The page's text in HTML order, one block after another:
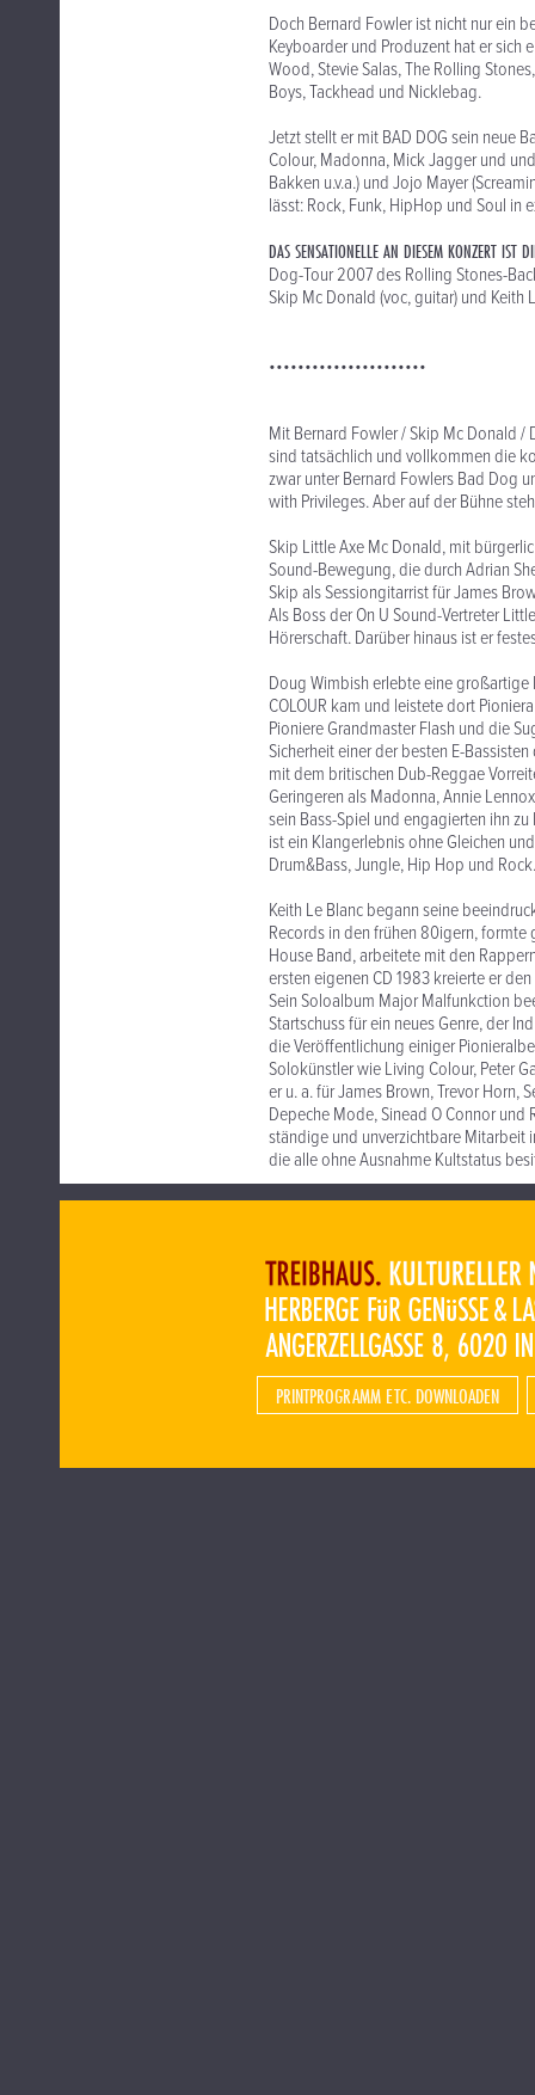
Doch Bernard Fowler ist nicht nur ein
Keyboarder und Produzent hat er sich
Wood, Stevie Salas, The Rolling
Boys, Tackhead und Nicklebag.
Jetzt stellt er mit BAD DOG sein neue
Colour, Madonna, Mick Jagger und
Bakken u.v.a.) und Jojo Mayer
lässt: Rock, Funk, HipHop und Soul in
DAS SENSATIONELLE AN DIESEM KONZERT IST
Dog-Tour 2007 des Rolling Stones-
Skip Mc Donald (voc, guitar) und Keith
••••••••••••••••••••••
Mit Bernard Fowler / Skip Mc Donald /
sind tatsächlich und vollkommen die
zwar unter Bernard Fowlers Bad Dog
with Privileges. Aber auf der Bühne
Skip Little Axe Mc Donald, mit
Sound-Bewegung, die durch Adrian
Skip als Sessiongitarrist für James
Als Boss der On U Sound-Vertreter
Hörerschaft. Darüber hinaus ist er
Doug Wimbish erlebte eine großartige
COLOUR kam und leistete dort
Pioniere Grandmaster Flash und die
Sicherheit einer der besten E-
mit dem britischen Dub-Reggae
Geringeren als Madonna, Annie
sein Bass-Spiel und engagierten ihn
ist ein Klangerlebnis ohne Gleichen
Drum&Bass, Jungle, Hip Hop und Rock.
Keith Le Blanc begann seine
Records in den frühen 80igern,
House Band, arbeitete mit den
ersten eigenen CD 1983 kreierte er
Sein Soloalbum Major Malfunkction
Startschuss für ein neues Genre, der
die Veröffentlichung einiger
Solokünstler wie Living Colour, Peter
er u. a. für James Brown, Trevor Horn,
Depeche Mode, Sinead O Connor und
ständige und unverzichtbare Mitarbeit
die alle ohne Ausnahme Kultstatus
PRINTPROGRAMM ETC. DOWNLOADEN